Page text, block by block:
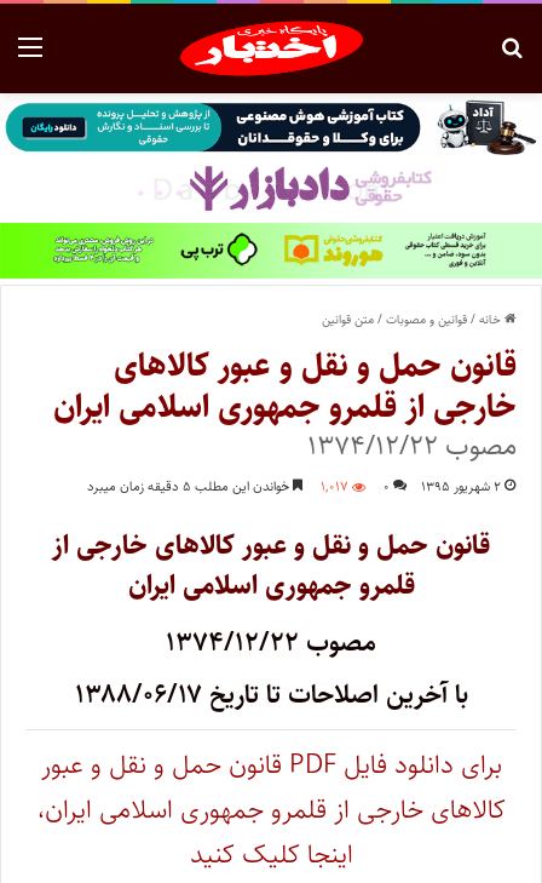
خانه/قوانین و مصوبات/متن قوانین
قانون حمل و نقل و عبور کالاهای
خارجی از قلمرو جمهوری اسلامی ایران
مصوب ۱۳۷۴/۱۲/۲۲
۲ شهریور ۱۳۹۵ ۰ ۱,۰۱۷ خواندن این مطلب ۵ دقیقه زمان میبرد
قانون حمل و نقل و عبور کالاهای خارجی از
قلمرو جمهوری اسلامی ایران
مصوب ۱۳۷۴/۱۲/۲۲
با آخرین اصلاحات تا تاریخ ۱۳۸۸/۰۶/۱۷
برای دانلود فایل PDF‌ قانون حمل و نقل و عبور
کالاهای خارجی از قلمرو جمهوری اسلامی ایران،
اینجا کلیک کنید